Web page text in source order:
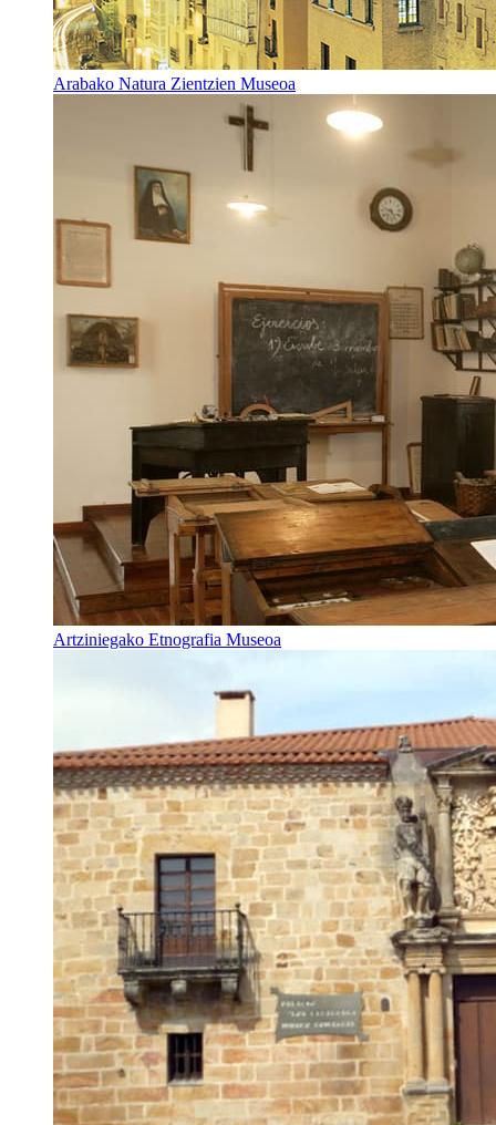
Arabako Natura Zientzien Museoa
Artziniegako Etnografia Museoa